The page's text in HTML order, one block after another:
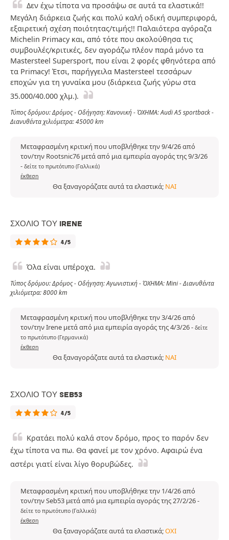
Δεν έχω τίποτα να προσάψω σε αυτά τα ελαστικά!!
Μεγάλη διάρκεια ζωής και πολύ καλή οδική συμπεριφορά,
εξαιρετική σχέση ποιότητας/τιμής!! Παλαιότερα αγόραζα
Michelin Primacy και, από τότε που ακολούθησα τις
συμβουλές/κριτικές, δεν αγοράζω πλέον παρά μόνο τα
Mastersteel Supersport, που είναι 2 φορές φθηνότερα από
τα Primacy! Έτσι, παρήγγειλα Mastersteel τεσσάρων
εποχών για τη γυναίκα μου (διάρκεια ζωής γύρω στα
35.000/40.000 χλμ.).
Τύπος δρόμου: Δρόμος - Οδήγηση: Κανονική - ΌΧΗΜΑ: Audi A5 sportback -
Διανυθέντα χιλιόμετρα: 45000 km
Μεταφρασμένη κριτική που υποβλήθηκε την 9/4/26 από
τον/την Rootsnic76 μετά από μια εμπειρία αγοράς της 9/3/26
- δείτε το πρωτότυπο (Γαλλικά)
έκθεση
Θα ξαναγοράζατε αυτά τα ελαστικά; ΝΑΙ
ΣΧΌΛΙΟ ΤΟΥ IRENE
4/5
Όλα είναι υπέροχα.
Τύπος δρόμου: Δρόμος - Οδήγηση: Αγωνιστική - ΌΧΗΜΑ: Mini - Διανυθέντα
χιλιόμετρα: 8000 km
Μεταφρασμένη κριτική που υποβλήθηκε την 3/4/26 από
τον/την Irene μετά από μια εμπειρία αγοράς της 4/3/26- δείτε
το πρωτότυπο (Γερμανικά)
έκθεση
Θα ξαναγοράζατε αυτά τα ελαστικά; ΝΑΙ
ΣΧΌΛΙΟ ΤΟΥ SEB53
4/5
Κρατάει πολύ καλά στον δρόμο, προς το παρόν δεν
έχω τίποτα να πω. Θα φανεί με τον χρόνο. Αφαιρώ ένα
αστέρι γιατί είναι λίγο θορυβώδες.
Μεταφρασμένη κριτική που υποβλήθηκε την 1/4/26 από
τον/την Seb53 μετά από μια εμπειρία αγοράς της 27/2/26-
δείτε το πρωτότυπο (Γαλλικά)
έκθεση
Θα ξαναγοράζατε αυτά τα ελαστικά;ΌΧΙ